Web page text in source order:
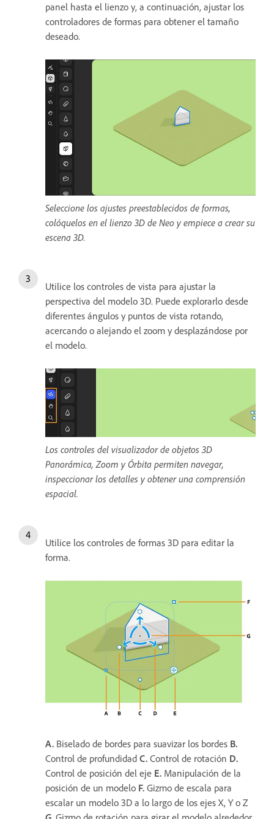
panel hasta el lienzo y, a continuación, ajustar los
controladores de formas para obtener el tamaño
deseado.
Seleccione los ajustes preestablecidos de formas,
colóquelos en el lienzo 3D de Neo y empiece a crear su
escena 3D.
Utilice los controles de vista para ajustar la
perspectiva del modelo 3D. Puede explorarlo desde
diferentes ángulos y puntos de vista rotando,
acercando o alejando el zoom y desplazándose por
el modelo.
Los controles del visualizador de objetos 3D
Panorámica, Zoom y Órbita permiten navegar,
inspeccionar los detalles y obtener una comprensión
espacial.
Utilice los controles de formas 3D para editar la
forma.
A. Biselado de bordes para suavizar los bordes B.
Control de profundidad C. Control de rotación D.
Control de posición del eje E. Manipulación de la
posición de un modelo F. Gizmo de escala para
escalar un modelo 3D a lo largo de los ejes X, Y o Z